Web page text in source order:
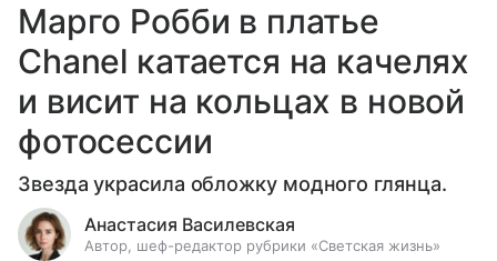
Марго Робби в платье
Chanel катается на качелях
и висит на кольцах в новой
фотосессии
Звезда украсила обложку модного глянца.
Анастасия Василевская
Автор, шеф-редактор рубрики «Светская жизнь»